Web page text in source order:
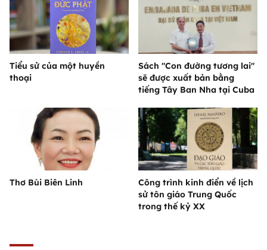
Tiểu sử của một huyền
thoại
Sách "Con đường tương lai"
sẽ được xuất bản bằng
tiếng Tây Ban Nha tại Cuba
Thơ Bùi Biên Linh
Công trình kinh điển về lịch
sử tôn giáo Trung Quốc
trong thế kỷ XX